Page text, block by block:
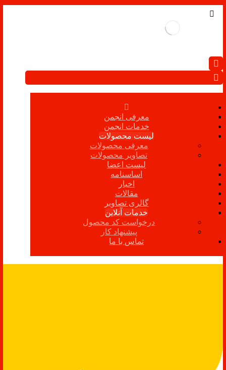
معرفی انجمن
خدمات انجمن
لیست محصولات
معرفی محصولات
تصاویر محصولات
لیست اعضا
اساسنامه
اخبار
مقالات
گالری تصاویر
خدمات آنلاین
درخواست کد محصول
پیشنهاد کار
تماس با ما